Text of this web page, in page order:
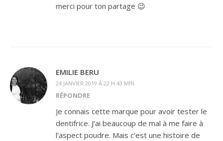
merci pour ton partage 😉
EMILIE BERU
24 JANVIER 2019 À 22 H 43 MIN
RÉPONDRE
Je connais cette marque pour avoir tester le
dentifrice. J’ai beaucoup de mal à me faire à
l’aspect poudre. Mais c’est une histoire de